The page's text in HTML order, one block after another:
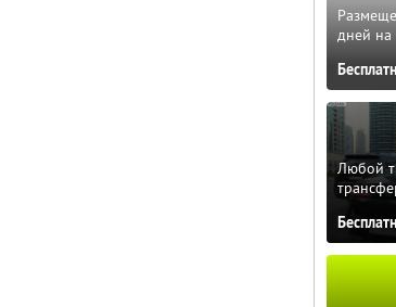
дней на
Любой